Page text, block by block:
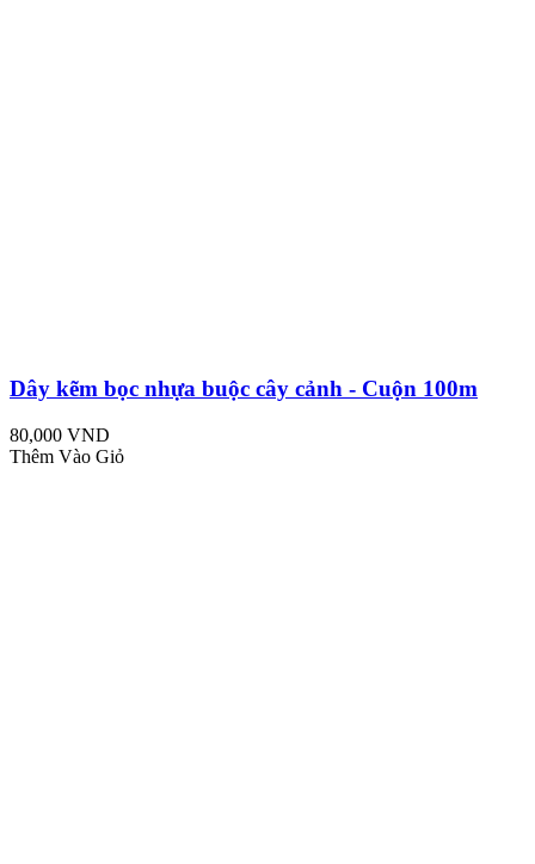
Dây kẽm bọc nhựa buộc cây cảnh - Cuộn 100m
80,000 VND
Thêm Vào Giỏ